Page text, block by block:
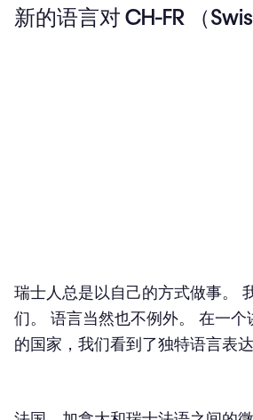
新的语言对 CH-FR （
瑞士人总是以自己的方式做事。
们。 语言当然也不例外。 在一个
的国家，我们看到了独特语言表达